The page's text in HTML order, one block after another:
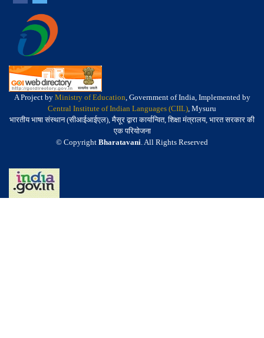
A Project by Ministry of Education, Government of India, Implemented by
Central Institute of Indian Languages (CIIL), Mysuru
भारतीय भाषा संस्थान (सीआईआईएल), मैसूर द्वारा कार्यान्वित, शिक्षा मंत्रालय, भारत सरकार की
एक परियोजना
© Copyright Bharatavani. All Rights Reserved